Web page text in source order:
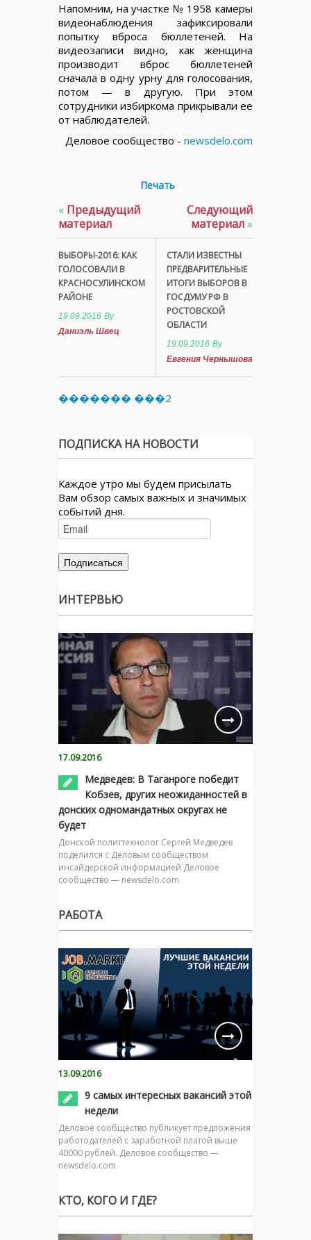
Напомним, на участке № 1958 камеры
видеонаблюдения зафиксировали
попытку вброса бюллетеней. На
видеозаписи видно, как женщина
производит вброс бюллетеней
сначала в одну урну для голосования,
потом — в другую. При этом
сотрудники избиркома прикрывали ее
от наблюдателей.
Деловое сообщество - newsdelo.com
Печать
« Предыдущий
материал
ВЫБОРЫ-2016: КАК
ГОЛОСОВАЛИ В
КРАСНОСУЛИНСКОМ
РАЙОНЕ
19.09.2016 By
Даниэль Швец
Следующий
материал»
СТАЛИ ИЗВЕСТНЫ
ПРЕДВАРИТЕЛЬНЫЕ
ИТОГИ ВЫБОРОВ В
ГОСДУМУ РФ В
РОСТОВСКОЙ
ОБЛАСТИ
19.09.2016 By
Евгения Чернышова
������� ���2
ПОДПИСКА НА НОВОСТИ
Каждое утро мы будем присылать
Вам обзор самых важных и значимых
событий дня.
ИНТЕРВЬЮ
17.09.2016
Медведев: В Таганроге победит
Кобзев, других неожиданностей в
донских одномандатных округах не
будет
Донской политтехнолог Сергей Медведев
поделился с Деловым сообществом
инсайдерской информацией Деловое
сообщество — newsdelo.com
РАБОТА
13.09.2016
9 самых интересных вакансий этой
недели
Деловое сообщество публикует предложения
работодателей с заработной платой выше
40000 рублей. Деловое сообщество —
newsdelo.com
КТО, КОГО И ГДЕ?